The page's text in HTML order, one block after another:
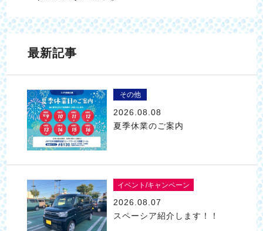
最新記事
その他
2026.08.08
夏季休業のご案内
イベント/キャンペーン
2026.08.07
スペーシア紹介します！！